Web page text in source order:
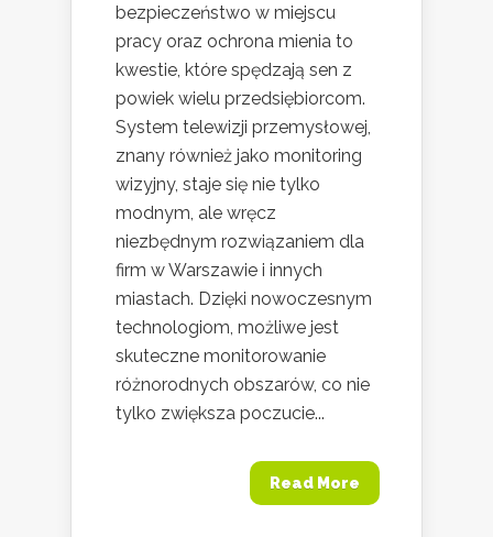
bezpieczeństwo w miejscu
pracy oraz ochrona mienia to
kwestie, które spędzają sen z
powiek wielu przedsiębiorcom.
System telewizji przemysłowej,
znany również jako monitoring
wizyjny, staje się nie tylko
modnym, ale wręcz
niezbędnym rozwiązaniem dla
firm w Warszawie i innych
miastach. Dzięki nowoczesnym
technologiom, możliwe jest
skuteczne monitorowanie
różnorodnych obszarów, co nie
tylko zwiększa poczucie...
Read More